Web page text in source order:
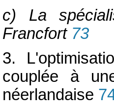
c) La
Francfort73
3.
couplée à
néerlandaise